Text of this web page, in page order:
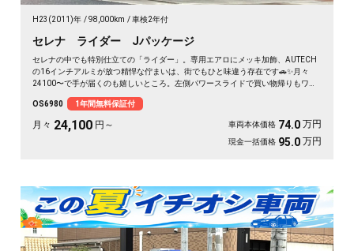
H23(2011)年 98,000km 車検2年付
セレナ ライダー Jパッケージ
セレナの中でも特別仕立ての「ライダー」。専用エアロにメッキ加飾、AUTECH
の16インチアルミが放つ精悍な佇まいは、街でもひと味違う存在です🚗✨月々
24100〜で手が届くのも嬉しいところ。左側パワースライドで買い物帰りもワン
とWエアコンで、仲間との遠出も夏場のドライブも快適そのもの💫クルコン装備
で長距離移動もぐっと楽に。週末の趣味も遠出も、これ一台で世界が広がります
👍走行9.8万kmでこの状態、《1年保証付》で安心してお乗りいただけます😊
OS6980 1年間無料保証付
月々 24,100 円～ 車両本体価格 74.0 万円
現金一括価格 95.0 万円